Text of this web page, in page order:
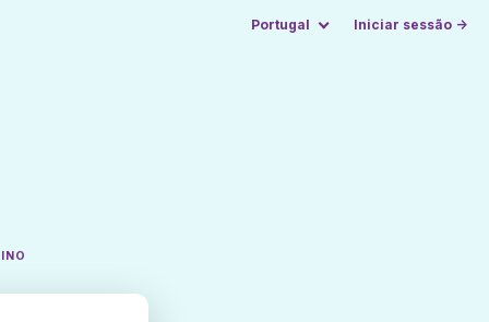
Portugal Iniciar sessão →